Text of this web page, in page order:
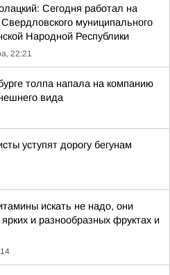
Сегодня работал на
муниципального
Народной Республики
22:21
толпа напала на компанию
вида
уступят дорогу бегунам
искать не надо, они
и разнообразных фруктах и